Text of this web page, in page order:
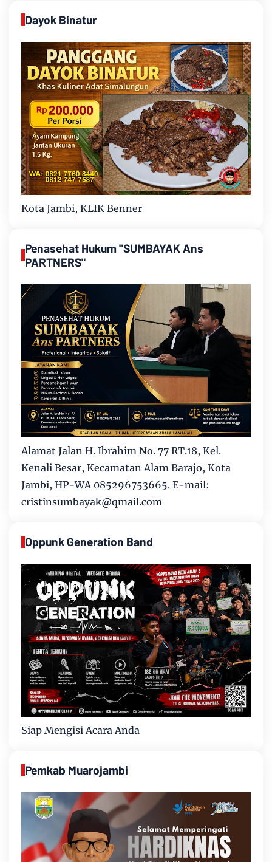
Dayok Binatur
Kota Jambi, KLIK Benner
Penasehat Hukum "SUMBAYAK Ans
PARTNERS"
Alamat Jalan H. Ibrahim No. 77 RT.18, Kel.
Kenali Besar, Kecamatan Alam Barajo, Kota
Jambi, HP-WA 085296753665. E-mail:
cristinsumbayak@qmail.com
Oppunk Generation Band
Siap Mengisi Acara Anda
Pemkab Muarojambi